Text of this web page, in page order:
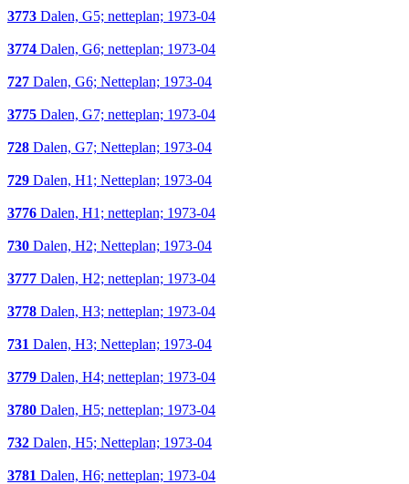
3773 Dalen, G5; netteplan; 1973-04
3774 Dalen, G6; netteplan; 1973-04
727 Dalen, G6; Netteplan; 1973-04
3775 Dalen, G7; netteplan; 1973-04
728 Dalen, G7; Netteplan; 1973-04
729 Dalen, H1; Netteplan; 1973-04
3776 Dalen, H1; netteplan; 1973-04
730 Dalen, H2; Netteplan; 1973-04
3777 Dalen, H2; netteplan; 1973-04
3778 Dalen, H3; netteplan; 1973-04
731 Dalen, H3; Netteplan; 1973-04
3779 Dalen, H4; netteplan; 1973-04
3780 Dalen, H5; netteplan; 1973-04
732 Dalen, H5; Netteplan; 1973-04
3781 Dalen, H6; netteplan; 1973-04